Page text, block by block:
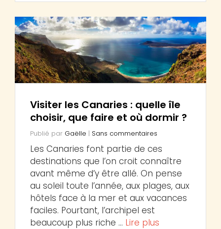
Visiter les Canaries : quelle île
choisir, que faire et où dormir ?
Publié par Gaëlle | Sans commentaires
Les Canaries font partie de ces
destinations que l’on croit connaître
avant même d’y être allé. On pense
au soleil toute l’année, aux plages, aux
hôtels face à la mer et aux vacances
faciles. Pourtant, l’archipel est
beaucoup plus riche … Lire plus